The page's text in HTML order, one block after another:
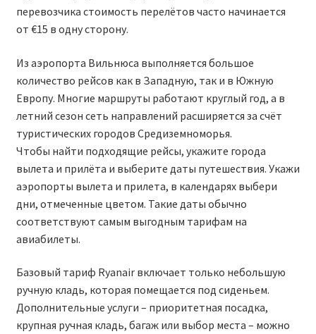
Ryanair Україна из Киева, Одессы, Львова, Харькова,
Херсона от € 15
RYANAIR.COM НА РУССКОМ – кнфтфшкюсщь
Авиабилеты Ryanair на Тенерифе от €15
АВИАБИЛЕТЫ RYANAIR ОТ € 12
АВИАБИЛЕТЫ ВИЛЬНЮС БАРСЕЛОНА
АВИАБИЛЕТЫ ХЕЛЬСИНКИ МИЛАН
Акции RYANAIR из Варшавы
Акции RYANAIR из Каунаса
перевозчика стоимость перелётов часто начинается
от €15 в одну сторону.
Из аэропорта Вильнюса выполняется большое
количество рейсов как в Западную, так и в Южную
Европу. Многие маршруты работают круглый год, а в
летний сезон сеть направлений расширяется за счёт
туристических городов Средиземноморья.
Чтобы найти подходящие рейсы, укажите города
вылета и прилёта и выберите даты путешествия. Укажи
аэропорты вылета и прилета, в календарях выбери
дни, отмеченные цветом. Такие даты обычно
соответствуют самым выгодным тарифам на
авиабилеты.
Базовый тариф Ryanair включает только небольшую
ручную кладь, которая помещается под сиденьем.
Дополнительные услуги – приоритетная посадка,
крупная ручная кладь, багаж или выбор места – можно